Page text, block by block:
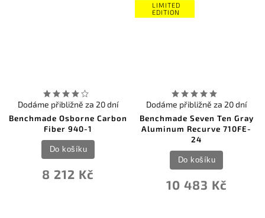
Benchmade Osborne Carbon
Fiber 940-1
Dodáme přibližně za 20 dní
8 212 Kč
Do košíku
LIMITED
EDITION
Benchmade Seven Ten Gray
Aluminum Recurve 710FE-
24
Dodáme přibližně za 20 dní
10 483 Kč
Do košíku